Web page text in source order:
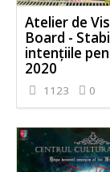
Atelier de
Board -
intențiile
2020
1123 0